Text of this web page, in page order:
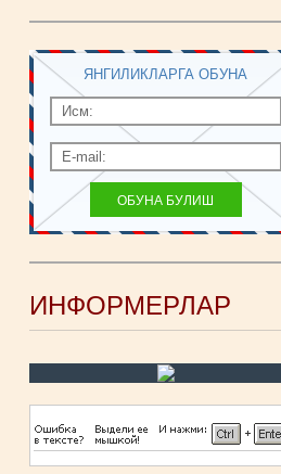
ЯНГИЛИКЛАРГА ОБУНА
ИНФОРМЕРЛАР